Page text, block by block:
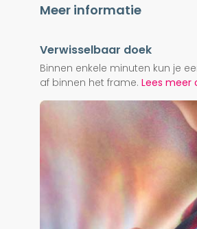
Meer informatie
Verwisselbaar doek
Binnen enkele minuten kun je
af binnen het frame. Lees meer